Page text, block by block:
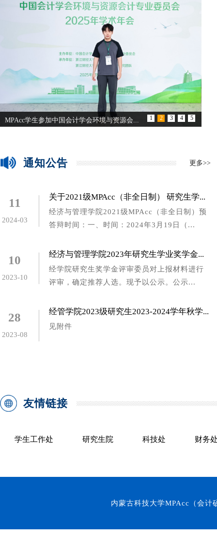
会计专业学位授权点自评工作圆满结束
1 2 3 4 5
通知公告 更多>>
11
2024-03
关于2021级MPAcc（非全日制） 研究生学...
​经济与管理学院2021级MPAcc（非全日制）预
答辩时间：一、时间：2024年3月19日（...
10
2023-10
经济与管理学院2023年研究生学业奖学金...
经学院研究生奖学金评审委员对上报材料进行
评审，确定推荐人选。现予以公示。公示...
28
2023-08
经管学院2023级研究生2023-2024学年秋学...
​见附件
友情链接
学生工作处 研究生院 科技处 财务
内蒙古科技大学MPAcc（